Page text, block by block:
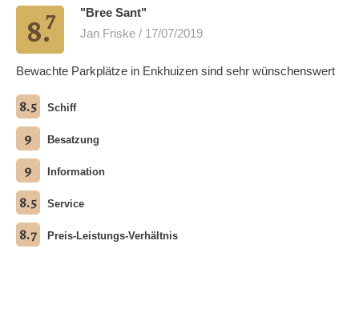
8.7
"Bree Sant"
Jan Friske / 17/07/2019
Bewachte Parkplätze in Enkhuizen sind sehr wünschenswert
8.5 Schiff
9 Besatzung
9 Information
8.5 Service
8.7 Preis-Leistungs-Verhältnis